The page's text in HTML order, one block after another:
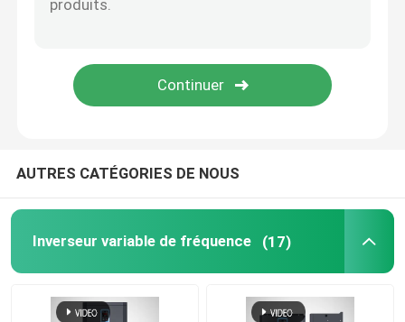
Onduleur AC Réacteur
AUTRES CATÉGORIES DE NOUS
Inverseur variable de fréquence (17)